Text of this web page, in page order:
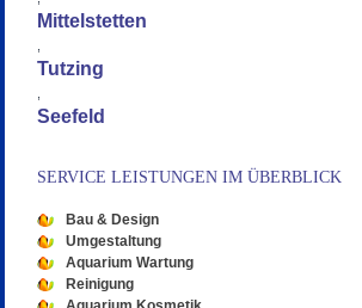
Mittelstetten
Tutzing
Seefeld
SERVICE LEISTUNGEN IM ÜBERBLICK
Bau & Design
Umgestaltung
Aquarium Wartung
Reinigung